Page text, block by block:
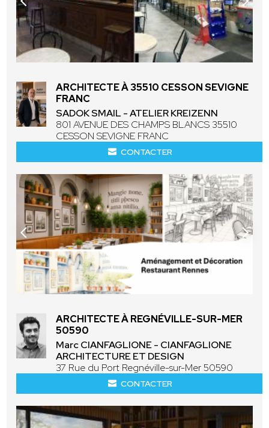
ARCHITECTE À 35510 CESSON SEVIGNE
FRANC
SADOK SMAIL - ATELIER KREIZENN
801 AVENUE DES CHAMPS BLANCS 35510
CESSON SEVIGNE FRANC
CONTACTER
ARCHITECTE À REGNÉVILLE-SUR-MER
50590
Marc CIANFAGLIONE - CIANFAGLIONE
ARCHITECTURE ET DESIGN
37 Rue du Port Regnéville-sur-Mer 50590
CONTACTER